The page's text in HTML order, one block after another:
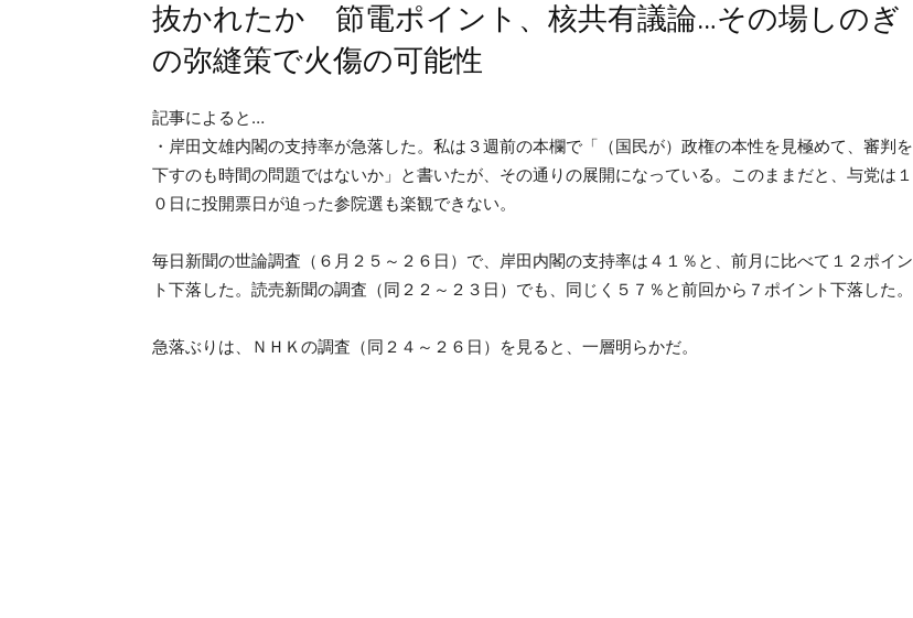
抜かれたか 節電ポイント、核共有議論…その場しのぎ
の弥縫策で火傷の可能性
記事によると…
・岸田文雄内閣の支持率が急落した。私は３週前の本欄で「（国民が）政権の本性を見極めて、審判を
下すのも時間の問題ではないか」と書いたが、その通りの展開になっている。このままだと、与党は１
０日に投開票日が迫った参院選も楽観できない。
毎日新聞の世論調査（６月２５～２６日）で、岸田内閣の支持率は４１％と、前月に比べて１２ポイン
ト下落した。読売新聞の調査（同２２～２３日）でも、同じく５７％と前回から７ポイント下落した。
急落ぶりは、ＮＨＫの調査（同２４～２６日）を見ると、一層明らかだ。